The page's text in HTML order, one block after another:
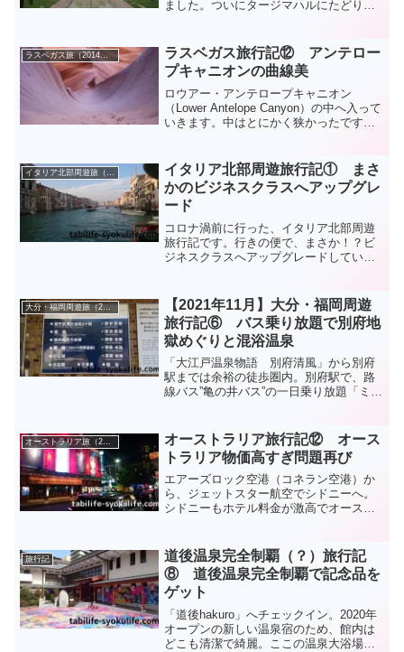
ました。ついにタージマハルにたどり着
ラスベガス旅（2014年）
ラスベガス旅行記⑫ アンテロー
プキャニオンの曲線美
ロウアー・アンテロープキャニオン
（Lower Antelope Canyon）の中へ入って
いきます。中はとにかく狭かったです
イタリア北部周遊旅行記① まさ
かのビジネスクラスへアップグレ
ード
コロナ渦前に行った、イタリア北部周遊
旅行記です。行きの便で、まさか！？ビ
ジネスクラスへアップグレードしていた
います。
大分・福岡周遊旅（2021年11月）
【2021年11月】大分・福岡周遊
旅行記⑥ バス乗り放題で別府地
獄めぐりと混浴温泉
「大江戸温泉物語 別府清風」から別府
駅までは余裕の徒歩圏内。別府駅で、路
線バス”亀の井バス”の一日乗り放題「ミニ
行きました(^^♪
オーストラリア旅（2015年）
オーストラリア旅行記⑫ オース
トラリア物価高すぎ問題再び
エアーズロック空港（コネラン空港）か
ら、ジェットスター航空でシドニーへ。
シドニーもホテル料金が激高でオースト
アパートメントへ向かいます。
旅行記
道後温泉完全制覇（？）旅行記
⑧ 道後温泉完全制覇で記念品を
ゲット
「道後hakuro」へチェックイン。2020年
オープンの新しい温泉宿のため、館内は
どこも清潔で綺麗。ここの温泉大浴場は